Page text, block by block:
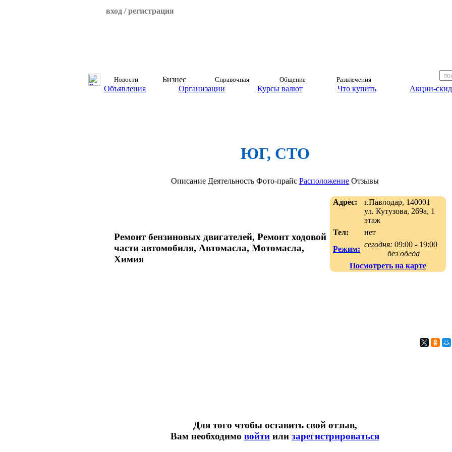
вход / регистрация
Новости Бизнес Справочная Общение Развлечения
Объявления Организации Курсы валют Что купить Акции-
ЮГ, СТО
Описание Деятельность Фото-прайс Расположение Отзывы
Адрес:
г.Павлодар, 140001
ул. Кутузова, 269а, 1
этаж
Тел:
нет
Режим:
сегодня: 09:00 - 19:00
без обеда
Посмотреть на карте
Ремонт бензиновых двигателей, Ремонт ходовой
части автомобиля, Автомасла, Мотомасла,
Химия
Для того чтобы оставить свой отзыв,
Вам необходимо войти или зарегистрироваться